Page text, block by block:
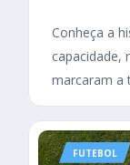
Conheça a
capacidade,
marcaram a
FUTEBOL